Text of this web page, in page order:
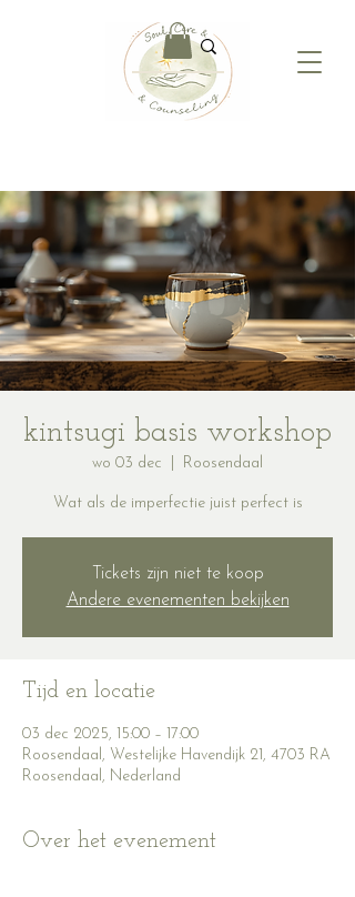
kintsugi basis workshop
wo 03 dec Roosendaal
Wat als de imperfectie juist perfect is
Tickets zijn niet te koop
Andere evenementen bekijken
Tijd en locatie
03 dec 2025, 15:00 – 17:00
Roosendaal, Westelijke Havendijk 21, 4703 RA
Roosendaal, Nederland
Over het evenement